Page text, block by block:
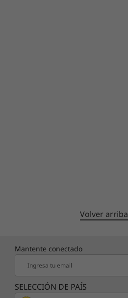
Volver arriba
Mantente conectado
Ingresa tu email
SELECCIÓN DE PAÍS